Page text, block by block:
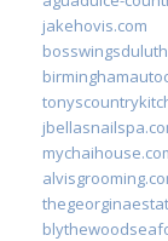
jakehovis.com